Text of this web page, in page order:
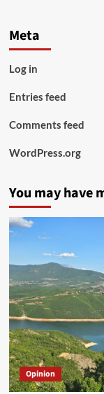
Meta
Log in
Entries feed
Comments feed
WordPress.org
You may have
Opinion